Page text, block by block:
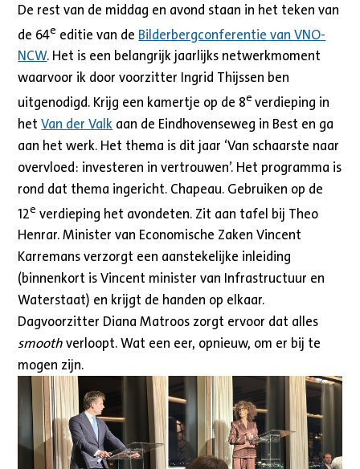
De rest van de middag en avond staan in het teken van
de 64e editie van de Bilderbergconferentie van VNO-
NCW. Het is een belangrijk jaarlijks netwerkmoment
waarvoor ik door voorzitter Ingrid Thijssen ben
uitgenodigd. Krijg een kamertje op de 8everdieping in
hetVan der Valk aan de Eindhovenseweg in Best en ga
aan het werk. Het thema is dit jaar ‘Van schaarste naar
overvloed: investeren in vertrouwen’. Het programma is
rond dat thema ingericht. Chapeau. Gebruiken op de
12e verdieping het avondeten. Zit aan tafel bij Theo
Henrar. Minister van Economische Zaken Vincent
Karremans verzorgt een aanstekelijke inleiding
(binnenkort is Vincent minister van Infrastructuur en
Waterstaat) en krijgt de handen op elkaar.
Dagvoorzitter Diana Matroos zorgt ervoor dat alles
smoothverloopt. Wat een eer, opnieuw, om er bij te
mogen zijn.